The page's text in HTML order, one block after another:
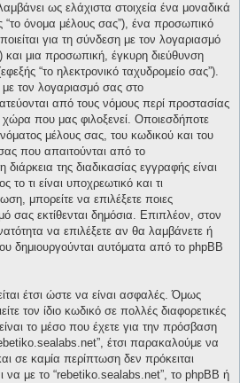
ως ελάχιστα στοιχεία ένα μοναδικά
“το όνομα μέλους σας”), ένα προσωπικό
για τη σύνδεση με τον λογαριασμό
και μια προσωπική, έγκυρη διεύθυνση
“το ηλεκτρονικό ταχυδρομείο σας”).
τον λογαριασμό σας στο
από τους νόμους περί προστασίας
που μας φιλοξενεί. Οποιεσδήποτε
μέλους σας, του κωδικού και του
που απαιτούνται από το
της διαδικασίας εγγραφής είναι
τι είναι υποχρεωτικό και τι
μπορείτε να επιλέξετε ποιες
σας εκτίθενται δημόσια. Επιπλέον, στον
να επιλέξετε αν θα λαμβάνετε ή
δημιουργούνται αυτόματα από το phpBB
έτσι ώστε να είναι ασφαλές. Όμως
τον ίδιο κωδικό σε πολλές διαφορετικές
το μέσο που έχετε για την πρόσβαση
έτσι παρακαλούμε να
σε καμία περίπτωση δεν πρόκειται
να με το “rebetiko.sealabs.net”, το phpBB ή